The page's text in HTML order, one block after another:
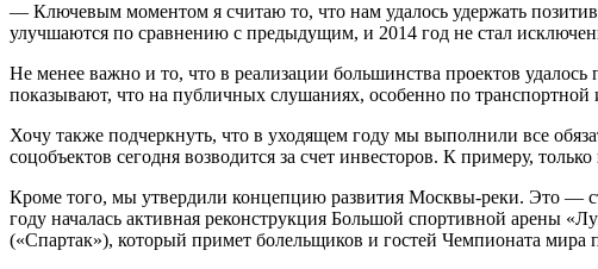
— Ключевым моментом я считаю то, что нам удалось удержать
улучшаются по сравнению с предыдущим, и 2014 год не стал
Не менее важно и то, что в реализации большинства проектов
показывают, что на публичных слушаниях, особенно по
Хочу также подчеркнуть, что в уходящем году мы выполнили все
соцобъектов сегодня возводится за счет инвесторов. К примеру,
Кроме того, мы утвердили концепцию развития Москвы-реки. Это —
году началась активная реконструкция Большой спортивной арены
(«Спартак»), который примет болельщиков и гостей Чемпионата